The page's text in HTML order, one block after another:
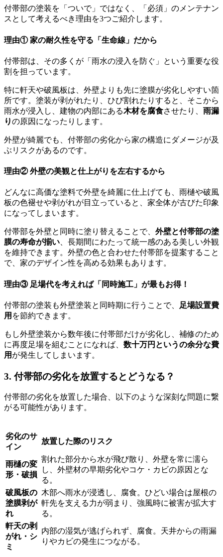
付帯部の塗装を「ついで」ではなく、「必須」のメンテナン
スとして考えるべき理由を3つご紹介します。
理由① 家の耐久性を守る「生命線」だから
付帯部は、その多くが「雨水の浸入を防ぐ」という重要な役
割を担っています。
特に軒天や破風板は、外壁よりも先に塗膜が劣化しやすい箇
所です。塗装が剥がれたり、ひび割れたりすると、そこから
雨水が浸入し、建物の内部にある木材を腐食させたり、 雨漏
りの原因になったりします。
外壁が綺麗でも、付帯部の劣化から家の構造にダメージが及
ぶリスクがあるのです。
理由② 外壁の美観と仕上がりを左右するから
どんなに高価な塗料で外壁を綺麗に仕上げても、雨樋や破風
板の色褪せや剥がれが目立っていると、家全体が古びた印象
になってしまいます。
付帯部を外壁と同時に塗り替えることで、 外壁と付帯部の塗
膜の寿命が揃い、長期間にわたって統一感のある美しい外観
を維持できます。外壁の色と合わせた付帯部を提案すること
で、家のデザイン性を高める効果もあります。
理由③ 足場代を考えれば「同時施工」が最もお得！
付帯部の塗装も外壁塗装と同時期に行うことで、
足場設置費
用 を節約できます。
もし外壁塗装から数年後に付帯部だけが劣化し、補修のため
に再度足場を組むことになれば、 数十万円というの余分な費
用 が発生してしまいます。
3. 付帯部の劣化を放置するとどうなる？
付帯部の劣化を放置した場合、以下のような深刻な問題に繋
がる可能性があります。
劣化のサ
イン
放置した際のリスク
雨樋の変
形・破損
割れた部分から水が飛び散り、外壁を常に濡ら
し、外壁材の早期劣化やコケ・カビの原因とな
る。
破風板の
塗膜剥が
れ
木部へ雨水が浸透し、腐食。ひどい場合は屋根の
軒先を支える力が弱まり、強風時に被害が拡大す
る。
軒天の剥
がれ・シ
ミ
内部の湿気が逃げられず、腐食。天井からの雨漏
りやカビの発生につながる。